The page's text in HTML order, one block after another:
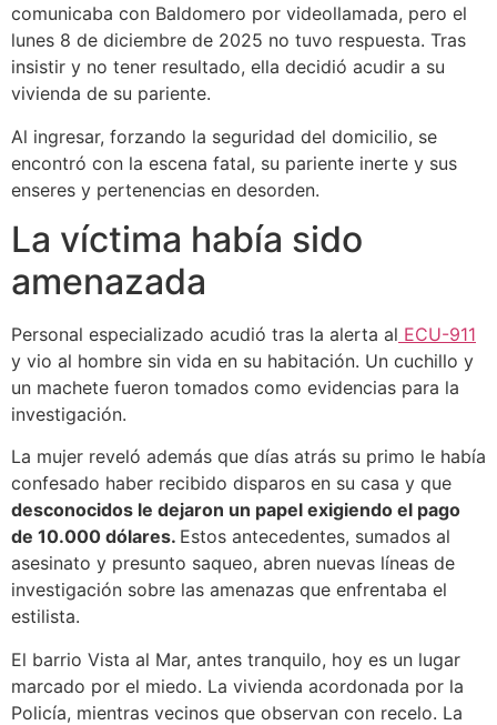
comunicaba con Baldomero por videollamada, pero el
lunes 8 de diciembre de 2025 no tuvo respuesta. Tras
insistir y no tener resultado, ella decidió acudir a su
vivienda de su pariente.
Al ingresar, forzando la seguridad del domicilio, se
encontró con la escena fatal, su pariente inerte y sus
enseres y pertenencias en desorden.
La víctima había sido
amenazada
Personal especializado acudió tras la alerta al ECU-911
y vio al hombre sin vida en su habitación. Un cuchillo y
un machete fueron tomados como evidencias para la
investigación.
La mujer reveló además que días atrás su primo le había
confesado haber recibido disparos en su casa y que
desconocidos le dejaron un papel exigiendo el pago
de 10.000 dólares. Estos antecedentes, sumados al
asesinato y presunto saqueo, abren nuevas líneas de
investigación sobre las amenazas que enfrentaba el
estilista.
El barrio Vista al Mar, antes tranquilo, hoy es un lugar
marcado por el miedo. La vivienda acordonada por la
Policía, mientras vecinos que observan con recelo. La